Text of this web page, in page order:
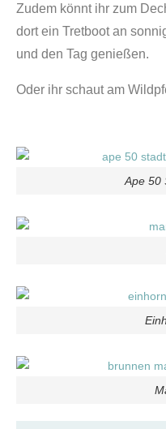
Zudem könnt ihr zum
dort ein Tretboot an
und den Tag genießen.
Oder ihr schaut am
Ape 50